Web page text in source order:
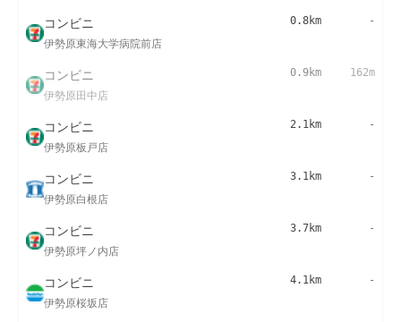
コンビニ
伊勢原東海大学病院前店
0.8km -
コンビニ
伊勢原田中店
0.9km 162m
コンビニ
伊勢原板戸店
2.1km -
コンビニ
伊勢原白根店
3.1km -
コンビニ
伊勢原坪ノ内店
3.7km -
コンビニ
伊勢原桜坂店
4.1km -